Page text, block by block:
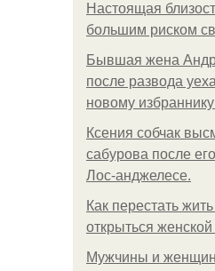
Hacтоящая
большим риском
Бывшая жена
после развода
новому
Ксения собчак
сабурова после
Лос-анджелесе.
Как перестать
открыться
Мужчины и